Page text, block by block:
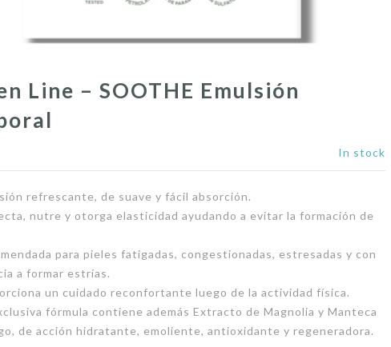
Line – SOOTHE Emulsión
In stock
refrescante, de suave y fácil absorción.
nutre y otorga elasticidad ayudando a evitar la formación de
para pieles fatigadas, congestionadas, estresadas y con
a formar estrías.
un cuidado reconfortante luego de la actividad física.
fórmula contiene además Extracto de Magnolia y Manteca
de acción hidratante, emoliente, antioxidante y regeneradora.